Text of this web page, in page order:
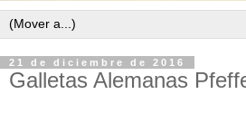
21 de diciembre de 2016
Galletas Alemanas